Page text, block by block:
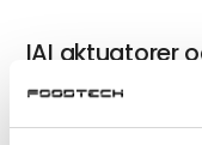
IAI aktuatorer
Automation